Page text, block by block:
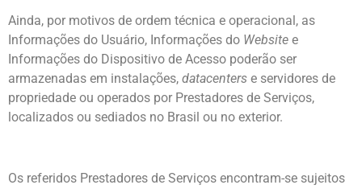
Ainda, por motivos de ordem técnica e operacional, as
Informações do Usuário, Informações do Website e
Informações do Dispositivo de Acesso poderão ser
armazenadas em instalações, datacenters e servidores de
propriedade ou operados por Prestadores de Serviços,
localizados ou sediados no Brasil ou no exterior.
Os referidos Prestadores de Serviços encontram-se sujeitos